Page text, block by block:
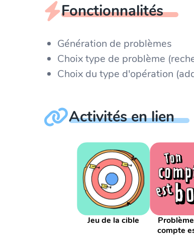
Fonctionnalités
Génération de problèmes
Choix type de problème
Choix du type d'opération
Activités en lien
Jeu de la cible
compte